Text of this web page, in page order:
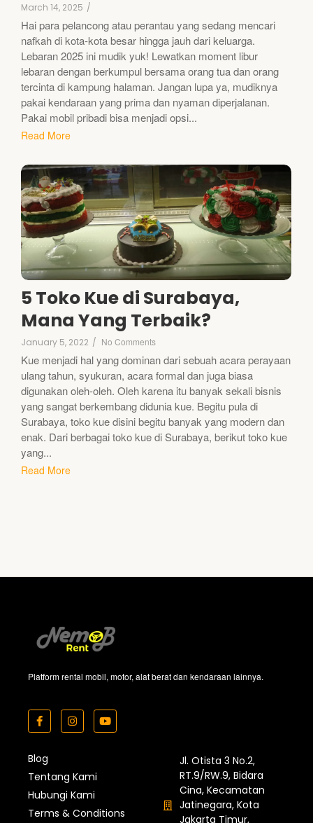
March 14, 2025 /
Hai para pelancong atau perantau yang sedang mencari
nafkah di kota-kota besar hingga jauh dari keluarga.
Lebaran 2025 ini mudik yuk! Lewatkan moment libur
lebaran dengan berkumpul bersama orang tua dan orang
tercinta di kampung halaman. Jangan lupa ya, mudiknya
pakai kendaraan yang prima dan nyaman diperjalanan.
Pakai mobil pribadi bisa menjadi opsi...
Read More
5 Toko Kue di Surabaya,
Mana Yang Terbaik?
January 5, 2022 / No Comments
Kue menjadi hal yang dominan dari sebuah acara perayaan
ulang tahun, syukuran, acara formal dan juga biasa
digunakan oleh-oleh. Oleh karena itu banyak sekali bisnis
yang sangat berkembang didunia kue. Begitu pula di
Surabaya, toko kue disini begitu banyak yang modern dan
enak. Dari berbagai toko kue di Surabaya, berikut toko kue
yang...
Read More
Platform rental mobil, motor, alat berat dan kendaraan lainnya.
Blog
Tentang Kami
Hubungi Kami
Terms & Conditions
Jl. Otista 3 No.2,
RT.9/RW.9, Bidara
Cina, Kecamatan
Jatinegara, Kota
Jakarta Timur,